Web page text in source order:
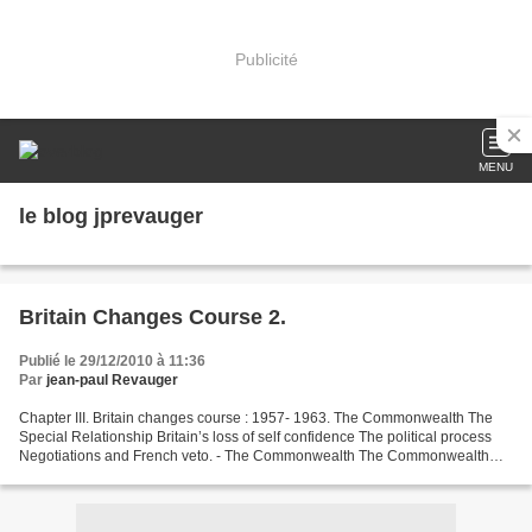
Publicité
MENU
le blog jprevauger
Britain Changes Course 2.
Publié le 29/12/2010 à 11:36
Par jean-paul Revauger
Chapter III. Britain changes course : 1957- 1963. The Commonwealth The
Special Relationship Britain’s loss of self confidence The political process
Negotiations and French veto. - The Commonwealth The Commonwealth